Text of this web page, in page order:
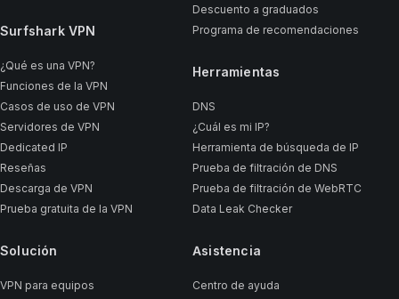
Surfshark VPN
¿Qué es una VPN?
Funciones de la VPN
Casos de uso de VPN
Servidores de VPN
Dedicated IP
Reseñas
Descarga de VPN
Prueba gratuita de la VPN
Solución
VPN para equipos
Descuento a graduados
Programa de recomendaciones
Herramientas
DNS
¿Cuál es mi IP?
Herramienta de búsqueda de IP
Prueba de filtración de DNS
Prueba de filtración de WebRTC
Data Leak Checker
Asistencia
Centro de ayuda